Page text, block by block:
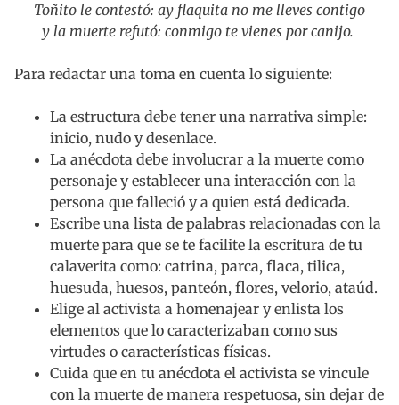
Toñito le contestó: ay flaquita no me lleves contigo
y la muerte refutó: conmigo te vienes por canijo.
Para redactar una toma en cuenta lo siguiente:
La estructura debe tener una narrativa simple:
inicio, nudo y desenlace.
La anécdota debe involucrar a la muerte como
personaje y establecer una interacción con la
persona que falleció y a quien está dedicada.
Escribe una lista de palabras relacionadas con la
muerte para que se te facilite la escritura de tu
calaverita como: catrina, parca, flaca, tilica,
huesuda, huesos, panteón, flores, velorio, ataúd.
Elige al activista a homenajear y enlista los
elementos que lo caracterizaban como sus
virtudes o características físicas.
Cuida que en tu anécdota el activista se vincule
con la muerte de manera respetuosa, sin dejar de